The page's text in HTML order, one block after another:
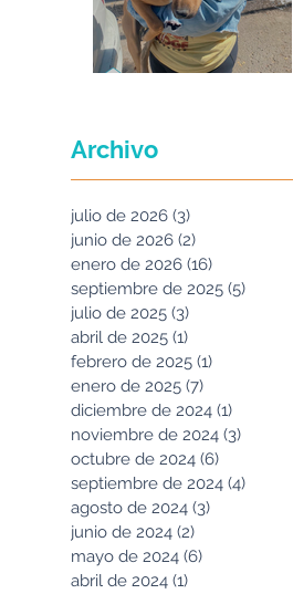
Archivo
julio de 2026 (3)
junio de 2026 (2)
enero de 2026 (16)
septiembre de 2025 (5)
julio de 2025 (3)
abril de 2025 (1)
febrero de 2025 (1)
enero de 2025 (7)
diciembre de 2024 (1)
noviembre de 2024 (3)
octubre de 2024 (6)
septiembre de 2024 (4)
agosto de 2024 (3)
junio de 2024 (2)
mayo de 2024 (6)
abril de 2024 (1)